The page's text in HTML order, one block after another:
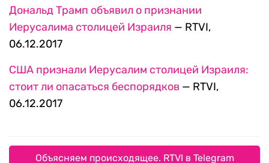
Дональд Трамп объявил о признании
Иерусалима столицей Израиля — RTVI,
06.12.2017
США признали Иерусалим столицей Израиля:
стоит ли опасаться беспорядков — RTVI,
06.12.2017
Объясняем происходящее. RTVI в Telegram